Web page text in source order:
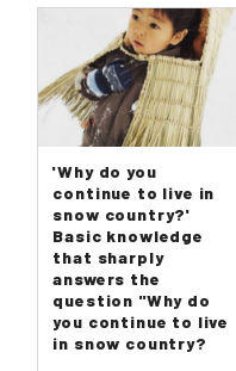
'Why do you
continue to live in
snow country?'
Basic knowledge
that sharply
answers the
question "Why do
you continue to live
in snow country?